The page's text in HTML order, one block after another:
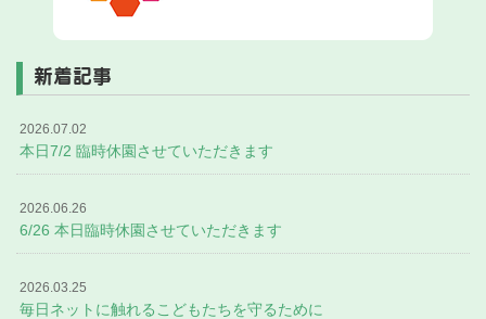
新着記事
2026.07.02
本日7/2 臨時休園させていただきます
2026.06.26
6/26 本日臨時休園させていただきます
2026.03.25
毎日ネットに触れるこどもたちを守るために